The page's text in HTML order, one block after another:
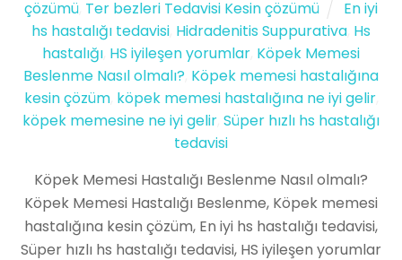
çözümü, Ter bezleri Tedavisi Kesin çözümü
En iyi
hs hastalığı tedavisi Hidradenitis Suppurativa Hs
hastalığı HS iyileşen yorumlar Köpek Memesi
Beslenme Nasıl olmalı? Köpek memesi hastalığına
kesin çözüm, köpek memesi hastalığına ne iyi gelir,
köpek memesine ne iyi gelir Süper hızlı hs hastalığı
tedavisi
Köpek Memesi Hastalığı Beslenme Nasıl olmalı?
Köpek Memesi Hastalığı Beslenme, Köpek memesi
hastalığına kesin çözüm, En iyi hs hastalığı tedavisi,
Süper hızlı hs hastalığı tedavisi, HS iyileşen yorumlar